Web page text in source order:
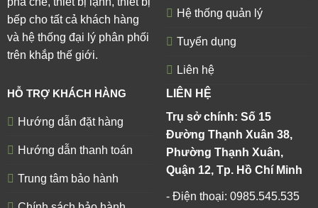
bếp cho tất cả khách hàng
và hệ thống đại lý phân phối
trên khắp thế giới.
Hệ thống quản lý
Tuyển dụng
Liên hệ
HỖ TRỢ KHÁCH HÀNG
Hướng dẫn đặt hàng
Hướng dẫn thanh toán
Trung tâm bảo hành
LIÊN HỆ
Trụ sở chính: Số 15
Đường Thạnh Xuân 38,
Phường Thạnh Xuân,
Quận 12, Tp. Hồ Chí Minh
- Điện thoại: 0985.545.535